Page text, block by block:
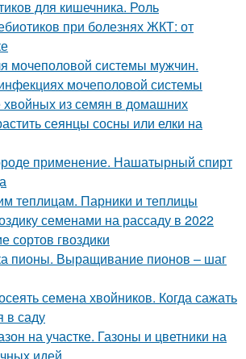
для кишечника. Роль
при болезнях ЖКТ: от
мочеполовой системы мужчин.
мочеполовой системы
из семян в домашних
сеянцы сосны или елки на
применение. Нашатырный спирт
теплицам. Парники и теплицы
семенами на рассаду в 2022
сортов гвоздики
пионы. Выращивание пионов – шаг
семена хвойников. Когда сажать
в саду
на участке. Газоны и цветники на